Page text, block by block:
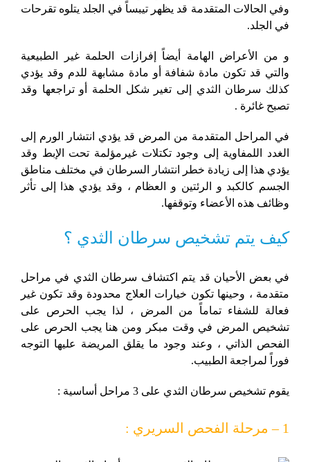
وفي الحالات المتقدمة قد يظهر تيبساً في الجلد يتلوه تقرحات
في الجلد.
و من الأعراض الهامة أيضاً إفرازات الحلمة غير الطبيعية
والتي قد تكون مادة شفافة أو مادة مشابهة للدم وقد يؤدي
كذلك سرطان الثدي إلى تغير شكل الحلمة أو تراجعها وقد
تصبح غائرة .
في المراحل المتقدمة من المرض قد يؤدي انتشار الورم إلى
الغدد اللمفاوية إلى وجود تكتلات غيرمؤلمة تحت الإبط وقد
يؤدي هذا إلى زيادة خطر انتشار السرطان في مختلف مناطق
الجسم كالكبد و الرئتين و العظام ، وقد يؤدي هذا إلى تأثر
وظائف هذه الأعضاء وتوقفها.
كيف يتم تشخيص سرطان الثدي ؟
في بعض الأحيان قد يتم اكتشاف سرطان الثدي في مراحل
متقدمة ، وحينها تكون خيارات العلاج محدودة وقد تكون غير
فعالة للشفاء تماماً من المرض ، لذا يجب الحرص على
تشخيص المرض في وقت مبكر ومن هنا يجب الحرص على
الفحص الذاتي ، وعند وجود ما يقلق المريضة عليها التوجه
فوراً لمراجعة الطبيب.
يقوم تشخيص سرطان الثدي على 3 مراحل أساسية :
1 – مرحلة الفحص السريري :